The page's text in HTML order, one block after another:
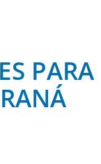
PARA